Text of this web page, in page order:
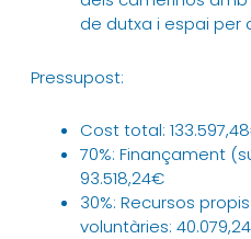
de dutxa i espai per
Pressupost:
Cost total:
70%: Finançament
93.518,24€
30%: Recursos
voluntàries: